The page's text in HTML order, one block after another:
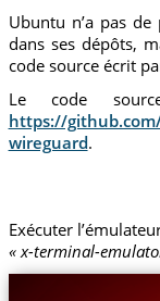
Ubuntu n’a pas
dans ses dépôts,
code source écrit
Le code
https://
wireguard.
Exécuter
« x-terminal-